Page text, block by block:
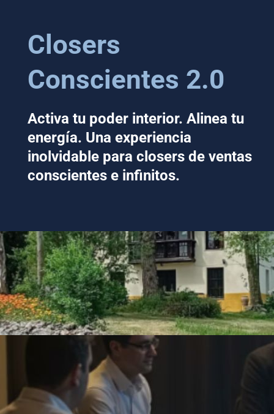
Closers
Conscientes 2.0
Activa tu poder interior. Alinea tu
energía. Una experiencia
inolvidable para closers de ventas
conscientes e infinitos.